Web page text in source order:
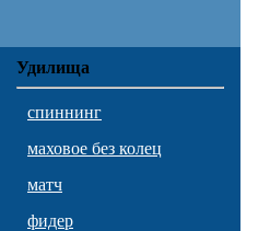
Удилища
спиннинг
маховое без колец
матч
фидер